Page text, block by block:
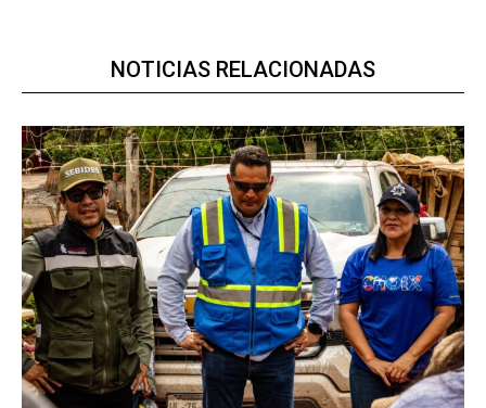
NOTICIAS RELACIONADAS